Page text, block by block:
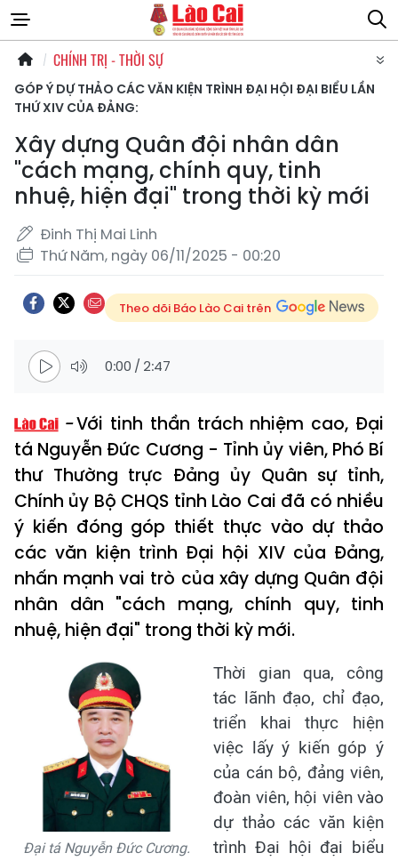
CHÍNH TRỊ - THỜI SỰ
GÓP Ý DỰ THẢO CÁC VĂN KIỆN TRÌNH ĐẠI HỘI ĐẠI BIỂU LẦN
THỨ XIV CỦA ĐẢNG:
Xây dựng Quân đội nhân dân
"cách mạng, chính quy, tinh
nhuệ, hiện đại" trong thời kỳ mới
Đinh Thị Mai Linh
Thứ Năm, ngày 06/11/2025 - 00:20
Theo dõi Báo Lào Cai trên
0:00 / 2:47
Với tinh thần trách nhiệm cao, Đại
tá Nguyễn Đức Cương - Tỉnh ủy viên, Phó Bí
thư Thường trực Đảng ủy Quân sự tỉnh,
Chính ủy Bộ CHQS tỉnh Lào Cai đã có nhiều
ý kiến đóng góp thiết thực vào dự thảo
các văn kiện trình Đại hội XIV của Đảng,
nhấn mạnh vai trò của xây dựng Quân đội
nhân dân "cách mạng, chính quy, tinh
nhuệ, hiện đại" trong thời kỳ mới.
Đại tá Nguyễn Đức Cương.
Thời gian qua, công
tác lãnh đạo, chỉ đạo,
triển khai thực hiện
việc lấy ý kiến góp ý
của cán bộ, đảng viên,
đoàn viên, hội viên vào
dự thảo các văn kiện
trình Đại hội đại biểu